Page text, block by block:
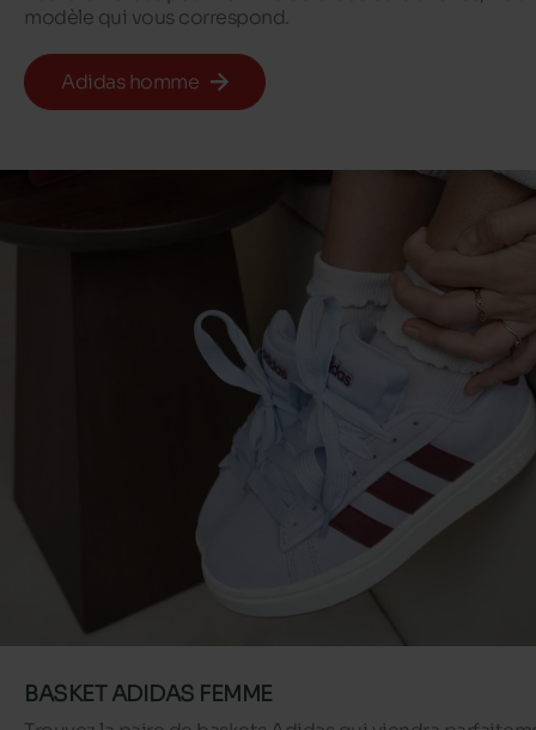
modèle qui vous correspond.
Adidas homme
BASKET ADIDAS FEMME